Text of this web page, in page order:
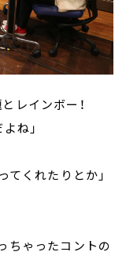
レインボー！
ね」
てくれたりとか」
ちゃったコントの